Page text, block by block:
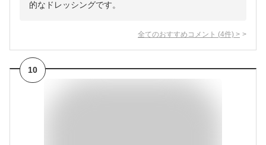
的なドレッシングです。
全てのおすすめコメント (4件) >
10